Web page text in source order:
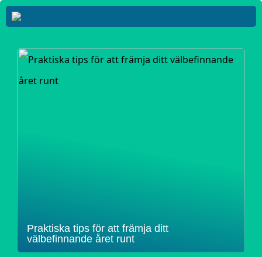
Praktiska tips för att främja ditt
välbefinnande året runt